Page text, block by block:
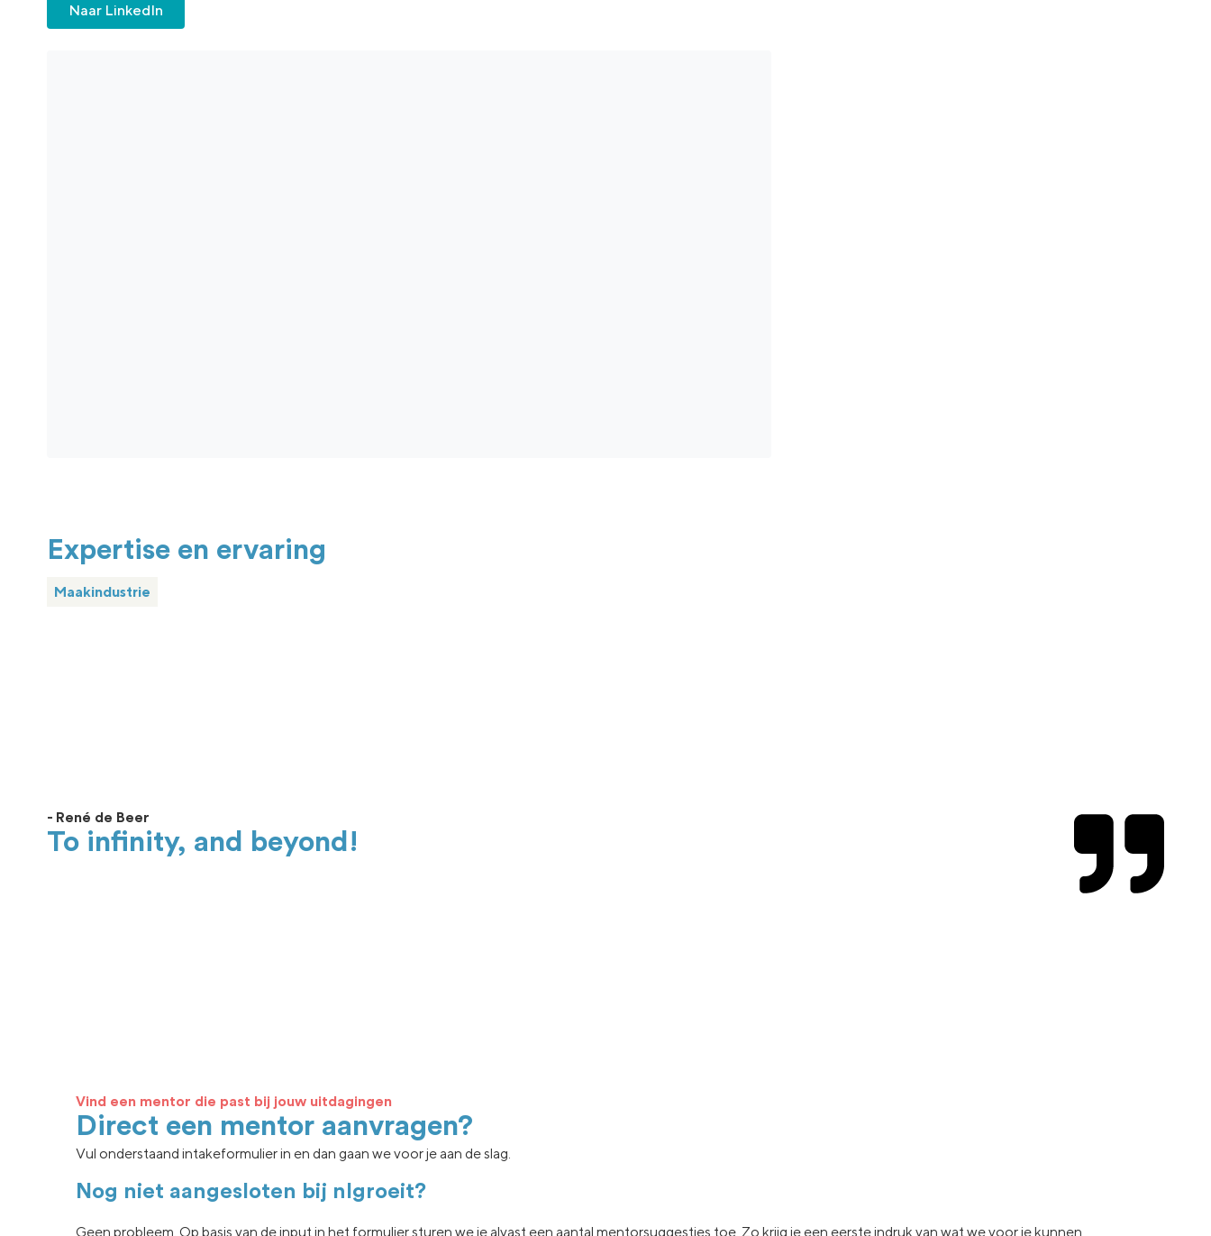
Naar LinkedIn
Expertise en ervaring
Maakindustrie
- René de Beer
To infinity, and beyond!
Vind een mentor die past bij jouw uitdagingen
Direct een mentor aanvragen?
Vul onderstaand intakeformulier in en dan gaan we voor je aan de slag.
Nog niet aangesloten bij nlgroeit?
Geen probleem. Op basis van de input in het formulier sturen we je alvast een aantal mentorsuggesties toe. Zo krijg je een eerste indruk van wat we voor je kunnen